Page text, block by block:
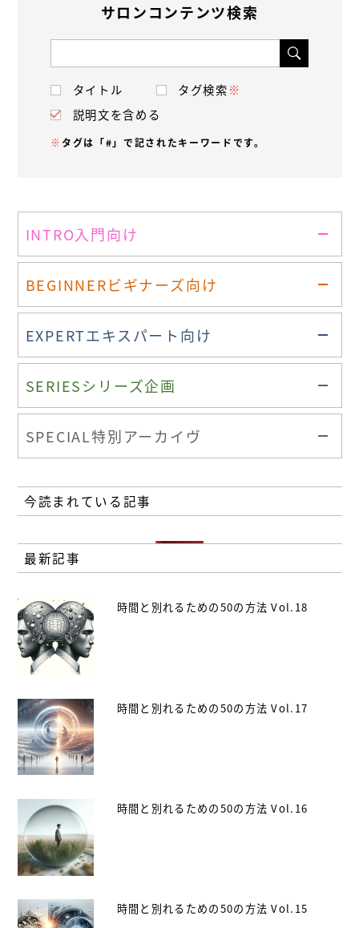
サロンコンテンツ検索
タイトル タグ検索※
説明文を含める
※ タグは「#」で記されたキーワードです。
INTRO入門向け
BEGINNERビギナーズ向け
EXPERTエキスパート向け
SERIESシリーズ企画
SPECIAL特別アーカイヴ
今読まれている記事
最新記事
時間と別れるための50の方法 Vol.18
時間と別れるための50の方法 Vol.17
時間と別れるための50の方法 Vol.16
時間と別れるための50の方法 Vol.15